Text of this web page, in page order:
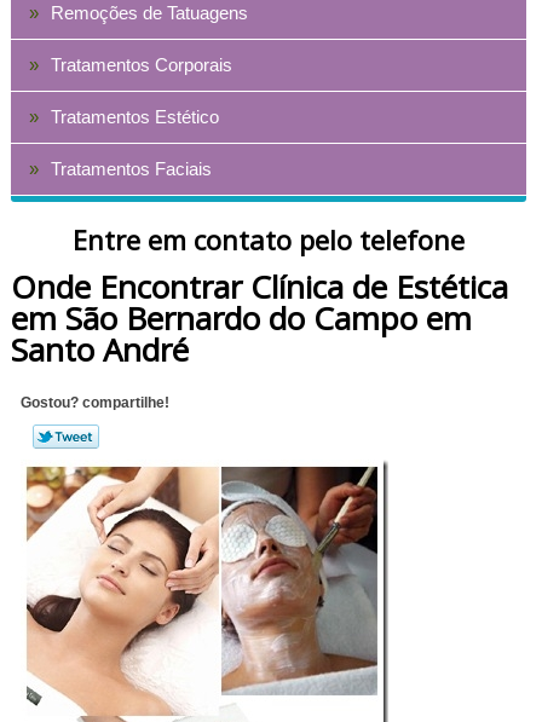
Remoções de Tatuagens
Tratamentos Corporais
Tratamentos Estético
Tratamentos Faciais
Entre em contato pelo telefone
Onde Encontrar Clínica de Estética
em São Bernardo do Campo em
Santo André
Gostou? compartilhe!